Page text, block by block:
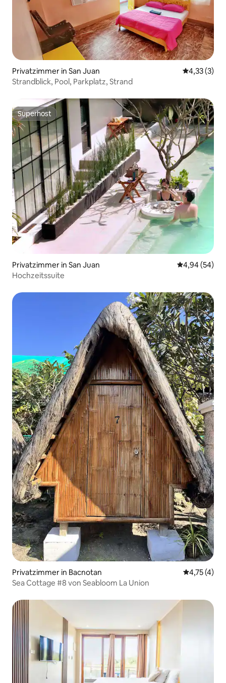
Privatzimmer in San Juan
4,33 (3)
Strandblick, Pool, Parkplatz, Strand
Superhost
Superhost
Privatzimmer in San Juan
4,94 (54)
Hochzeitssuite
Privatzimmer in Bacnotan
4,75 (4)
Sea Cottage #8 von Seabloom La Union